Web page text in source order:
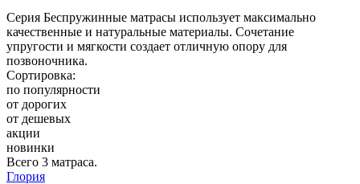
Серия Беспружинные матрасы использует максимально
качественные и натуральные материалы. Сочетание
упругости и мягкости создает отличную опору для
позвоночника.
Сортировка:
по популярности
от дорогих
от дешевых
акции
новинки
Всего 3 матраса.
Глория